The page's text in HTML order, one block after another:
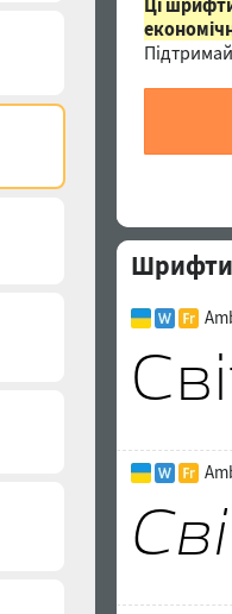
Ці
Шрифти